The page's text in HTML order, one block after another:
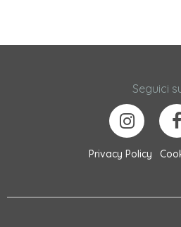
Seguici
Privacy Policy